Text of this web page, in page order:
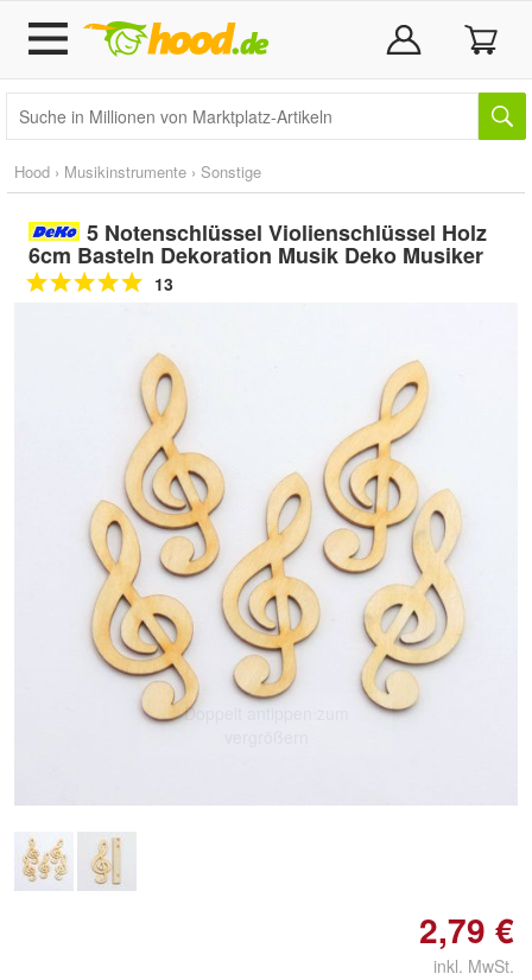
Hood › Musikinstrumente › Sonstige
5 Notenschlüssel Violienschlüssel Holz
6cm Basteln Dekoration Musik Deko Musiker
13
Doppelt antippen zum
2,79 €
inkl. MwSt.